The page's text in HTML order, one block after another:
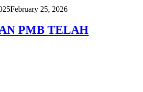
February 25, 2026
PMB TELAH